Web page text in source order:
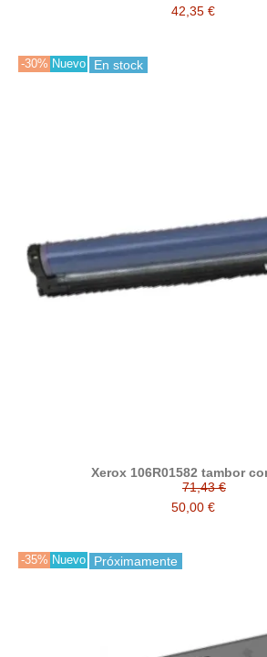
42,35 €
-30% Nuevo En stock
Xerox 106R01582 tambor
71,43 €
50,00 €
-35% Nuevo Próximamente